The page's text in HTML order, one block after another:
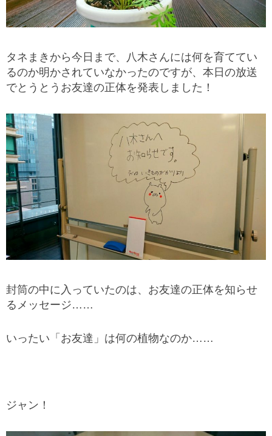
タネまきから今日まで、八木さんには何を育ててい
るのか明かされていなかったのですが、本日の放送
でとうとうお友達の正体を発表しました！
封筒の中に入っていたのは、お友達の正体を知らせ
るメッセージ……
いったい「お友達」は何の植物なのか……
ジャン！